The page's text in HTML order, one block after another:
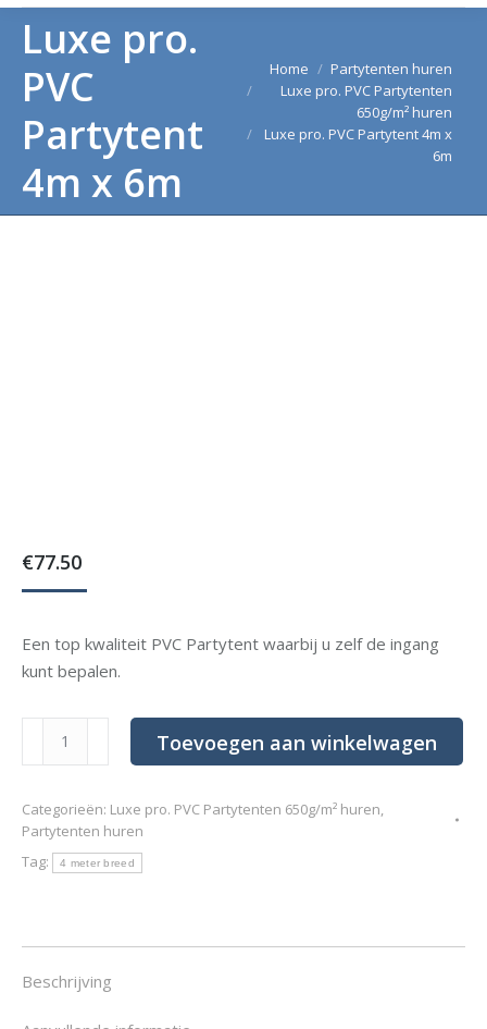
Luxe pro.
PVC
Partytent
4m x 6m
Je bent hier:
Home
Partytenten huren
Luxe pro. PVC Partytenten
650g/m² huren
Luxe pro. PVC Partytent 4m x
6m
€77.50
Een top kwaliteit PVC Partytent waarbij u zelf de ingang
kunt bepalen.
Partytent
4m
x
Toevoegen aan winkelwagen
Categorieën: Luxe pro. PVC Partytenten 650g/m² huren,
Partytenten huren
Tag:
4 meter breed
Beschrijving